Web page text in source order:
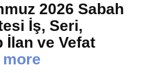
2026 Sabah
İş, Seri,
İlan ve Vefat
more